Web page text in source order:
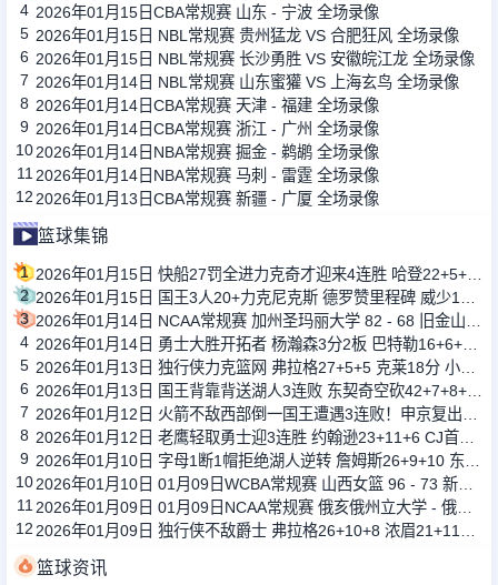
4 2026年01月15日CBA常规赛 山东 - 宁波 全场录像
5 2026年01月15日 NBL常规赛 贵州猛龙 VS 合肥狂风 全场录像
6 2026年01月15日 NBL常规赛 长沙勇胜 VS 安徽皖江龙 全场录像
7 2026年01月14日 NBL常规赛 山东蜜獾 VS 上海玄鸟 全场录像
8 2026年01月14日CBA常规赛 天津 - 福建 全场录像
9 2026年01月14日CBA常规赛 浙江 - 广州 全场录像
102026年01月14日NBA常规赛 掘金 - 鹈鹕 全场录像
11 2026年01月14日NBA常规赛 马刺 - 雷霆 全场录像
12 2026年01月13日CBA常规赛 新疆 - 广厦 全场录像
篮球集锦
1
2
3
4
5
6
7
8
9
10
11
12
篮球资讯